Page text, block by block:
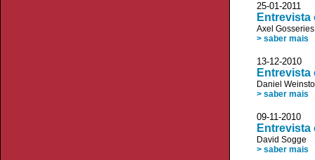
25-01-
Entrevista
Axel Gosseries
> saber mais
13-12-
Entrevista
Daniel
> saber mais
09-11-
Entrevista
David Sogge
> saber mais